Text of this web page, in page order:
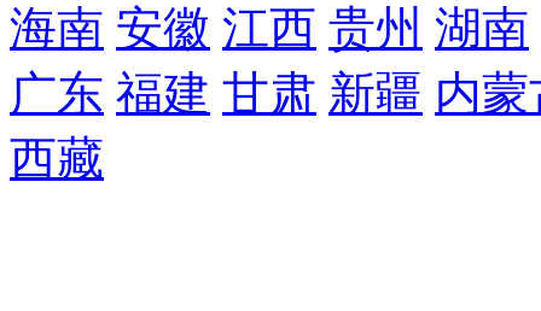
海南 安徽 江西 贵州 湖南
广东 福建 甘肃 新疆 内蒙
西藏